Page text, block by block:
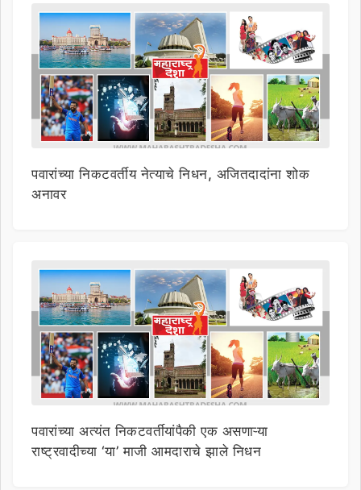
पवारांच्या निकटवर्तीय नेत्याचे निधन, अजितदादांना शोक
अनावर
पवारांच्या अत्यंत निकटवर्तीयांपैकी एक असणाऱ्या
राष्ट्रवादीच्या ‘या’ माजी आमदाराचे झाले निधन